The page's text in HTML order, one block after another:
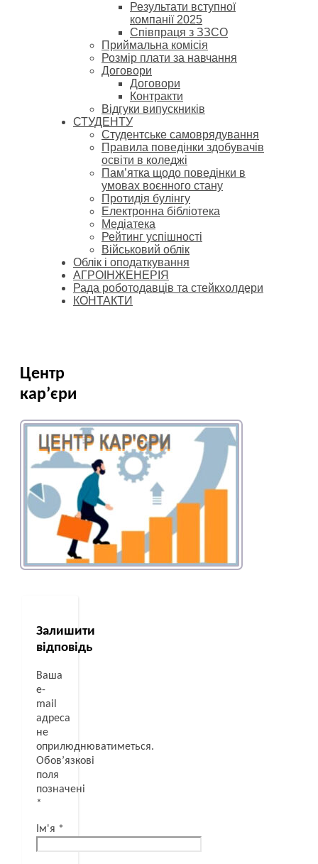
Результати вступної
компанії 2025
Співпраця з ЗЗСО
Приймальна комісія
Розмір плати за навчання
Договори
Договори
Контракти
Відгуки випускників
СТУДЕНТУ
Cтудентське самоврядування
Правила поведінки здобувачів
освіти в коледжі
Пам’ятка щодо поведінки в
умовах воєнного стану
Протидія булінгу
Електронна бібліотека
Медіатека
Рейтинг успішності
Військовий облік
Облік і оподаткування
АГРОІНЖЕНЕРІЯ
Рада роботодавців та стейкхолдери
КОНТАКТИ
Центр
кар’єри
Залишити
відповідь
Ваша
e-
mail
адреса
не
оприлюднюватиметься.
Обов’язкові
поля
позначені
*
Ім'я *